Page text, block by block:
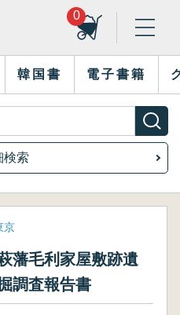
0
韓国書 電子書籍
検索
京
藩毛利家屋敷跡遺
調査報告書